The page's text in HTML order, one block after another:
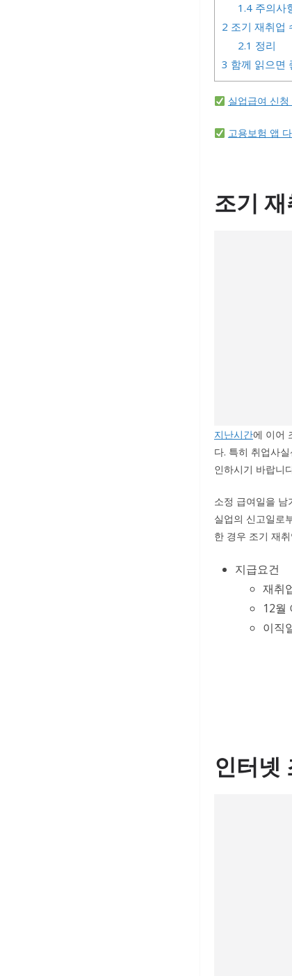
1.4주의사
2 조기 재취업
2.1 정리
3 함께 읽으면
실업급여 신청
고용보험 앱
조기
지난시간에 이어
다. 특히 취업사
인하시기 바랍니
소정 급여일을
실업의 신고일로
한 경우 조기 재
지급요건
재취
12월
이직
인터넷